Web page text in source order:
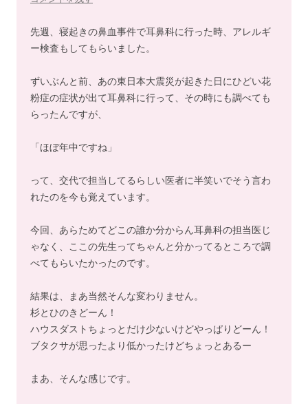
先週、寝起きの鼻血事件で耳鼻科に行った時、アレルギ
ー検査もしてもらいました。
ずいぶんと前、あの東日本大震災が起きた日にひどい花
粉症の症状が出て耳鼻科に行って、その時にも調べても
らったんですが、
「ほぼ年中ですね」
って、交代で担当してるらしい医者に半笑いでそう言わ
れたのを今も覚えています。
今回、あらためてどこの誰か分からん耳鼻科の担当医じ
ゃなく、ここの先生ってちゃんと分かってるところで調
べてもらいたかったのです。
結果は、まあ当然そんな変わりません。
杉とひのきどーん！
ハウスダストちょっとだけ少ないけどやっぱりどーん！
ブタクサが思ったより低かったけどちょっとあるー
まあ、そんな感じです。